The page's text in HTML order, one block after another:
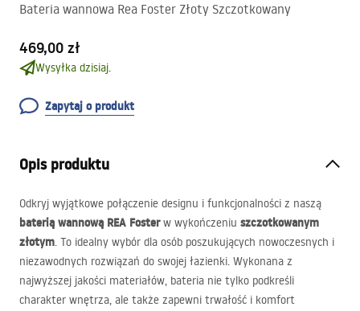
Bateria wannowa Rea Foster Złoty Szczotkowany
469,00 zł
Wysyłka dzisiaj.
Zapytaj o produkt
Opis produktu
Odkryj wyjątkowe połączenie designu i funkcjonalności z naszą
baterią wannową REA Fosterw wykończeniu szczotkowanym
złotym. To idealny wybór dla osób poszukujących nowoczesnych i
niezawodnych rozwiązań do swojej łazienki. Wykonana z
najwyższej jakości materiałów, bateria nie tylko podkreśli
charakter wnętrza, ale także zapewni trwałość i komfort